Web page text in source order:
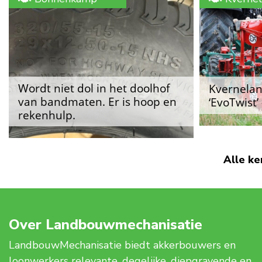
Holland
Wordt niet dol in het doolhof
van bandmaten. Er is hoop en
rekenhulp.
Alle
Over Landbouwmechanisatie
LandbouwMechanisatie biedt akkerbouwers en